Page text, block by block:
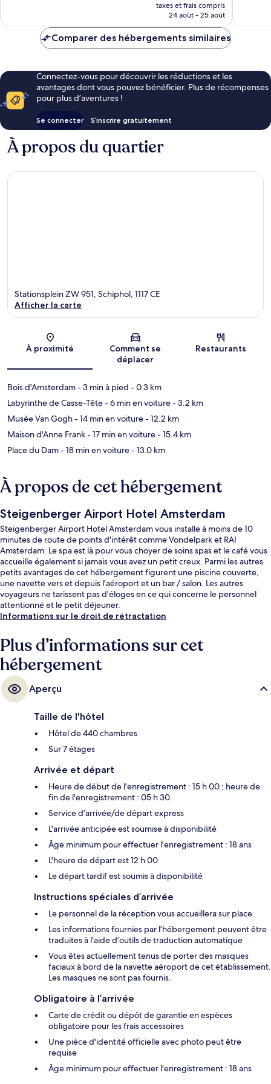
prix
de
taxes et frais compris
24 août - 25 août
Comparer des hébergements similaires
Connectez-vous pour découvrir les réductions et les
avantages dont vous pouvez bénéficier. Plus de récompenses
pour plus d’aventures !
Se connecter S’inscrire gratuitement
À propos du quartier
Carte
Stationsplein ZW 951, Schiphol, 1117 CE
Afficher la carte
À proximité
Comment se
déplacer
Restaurants
Bois d'Amsterdam- 3 min à pied - 0.3 km
Labyrinthe de Casse-Tête- 6 min en voiture- 3.2 km
Musée Van Gogh- 14 min en voiture- 12.2 km
Maison d'Anne Frank- 17 min en voiture- 15.4 km
Place du Dam- 18 min en voiture- 13.0 km
À propos de cet hébergement
Steigenberger Airport Hotel Amsterdam
Steigenberger Airport Hotel Amsterdam vous installe à moins de 10
minutes de route de points d'intérêt comme Vondelpark et RAI
Amsterdam. Le spa est là pour vous choyer de soins spas et le café vous
accueille également si jamais vous avez un petit creux. Parmi les autres
petits avantages de cet hébergement figurent une piscine couverte,
une navette vers et depuis l'aéroport et un bar / salon. Les autres
voyageurs ne tarissent pas d'éloges en ce qui concerne le personnel
attentionné et le petit déjeuner.
Informations sur le droit de rétractation
Plus d’informations sur cet
hébergement
Aperçu
Taille de l'hôtel
Hôtel de 440 chambres
Sur 7 étages
Arrivée et départ
Heure de début de l'enregistrement : 15 h 00 ; heure de
fin de l'enregistrement : 05 h 30.
Service d’arrivée/de départ express
L'arrivée anticipée est soumise à disponibilité
Âge minimum pour effectuer l'enregistrement : 18 ans
L'heure de départ est 12 h 00
Le départ tardif est soumis à disponibilité
Instructions spéciales d’arrivée
Le personnel de la réception vous accueillera sur place.
Les informations fournies par l’hébergement peuvent être
traduites à l’aide d’outils de traduction automatique
Vous êtes actuellement tenus de porter des masques
faciaux à bord de la navette aéroport de cet établissement.
Les masques ne sont pas fournis.
Obligatoire à l’arrivée
Carte de crédit ou dépôt de garantie en espèces
obligatoire pour les frais accessoires
Une pièce d'identité officielle avec photo peut être
requise
Âge minimum pour effectuer l'enregistrement : 18 ans